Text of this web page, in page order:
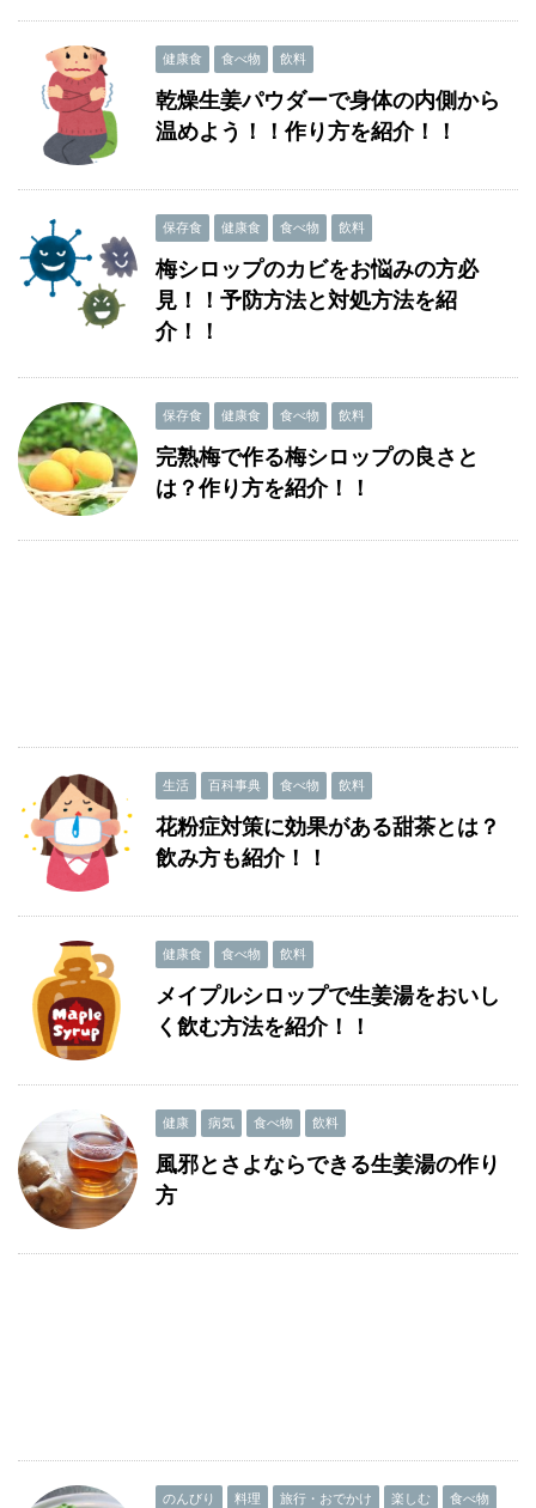
健康食 食べ物 飲料
乾燥生姜パウダーで身体の内側から
温めよう！！作り方を紹介！！
保存食 健康食 食べ物 飲料
梅シロップのカビをお悩みの方必
見！！予防方法と対処方法を紹
介！！
保存食 健康食 食べ物 飲料
完熟梅で作る梅シロップの良さと
は？作り方を紹介！！
生活 百科事典 食べ物 飲料
花粉症対策に効果がある甜茶とは？
飲み方も紹介！！
健康食 食べ物 飲料
メイプルシロップで生姜湯をおいし
く飲む方法を紹介！！
健康 病気 食べ物 飲料
風邪とさよならできる生姜湯の作り
方
のんびり 料理 旅行・おでかけ 楽しむ 食べ物